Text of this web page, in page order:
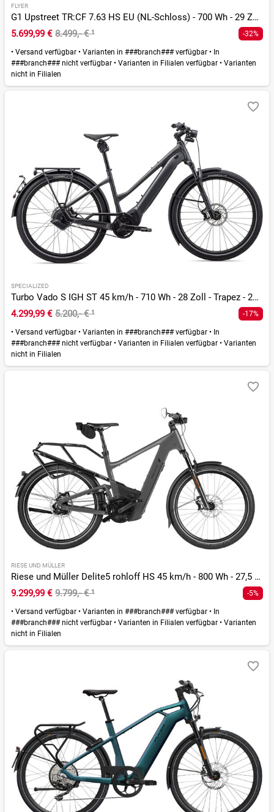
FLYER
G1 Upstreet TR:CF 7.63 HS EU (NL-Schloss) - 700 Wh - 29 Zoll - Diamant - 2026
5.699,99 € 8.499,- €¹ -32%
• Versand verfügbar • Varianten in ###branch### verfügbar • In
###branch### nicht verfügbar • Varianten in Filialen verfügbar • Varianten
nicht in Filialen
SPECIALIZED
Turbo Vado S IGH ST 45 km/h - 710 Wh - 28 Zoll - Trapez - 2026
4.299,99 € 5.200,- €¹ -17%
• Versand verfügbar • Varianten in ###branch### verfügbar • In
###branch### nicht verfügbar • Varianten in Filialen verfügbar • Varianten
nicht in Filialen
RIESE UND MÜLLER
Riese und Müller Delite5 rohloff HS 45 km/h - 800 Wh - 27,5 Zoll - Fully - 2026
9.299,99 € 9.799,- €¹ -5%
• Versand verfügbar • Varianten in ###branch### verfügbar • In
###branch### nicht verfügbar • Varianten in Filialen verfügbar • Varianten
nicht in Filialen